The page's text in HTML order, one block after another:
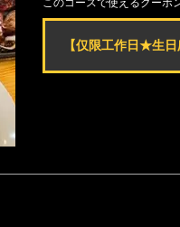
このコースで使えるクーポ
【仅限工作日★生